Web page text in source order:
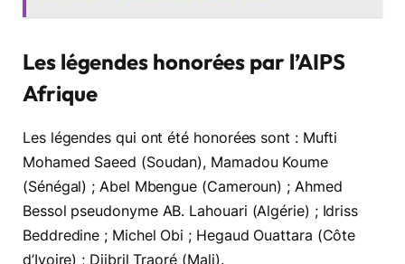
Les légendes honorées par l’AIPS
Afrique
Les légendes qui ont été honorées sont : Mufti
Mohamed Saeed (Soudan), Mamadou Koume
(Sénégal) ; Abel Mbengue (Cameroun) ; Ahmed
Bessol pseudonyme AB. Lahouari (Algérie) ; Idriss
Beddredine ; Michel Obi ; Hegaud Ouattara (Côte
d’Ivoire) ; Djibril Traoré (Mali).